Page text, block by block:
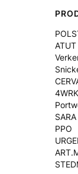
4WRK
SARA
PPO